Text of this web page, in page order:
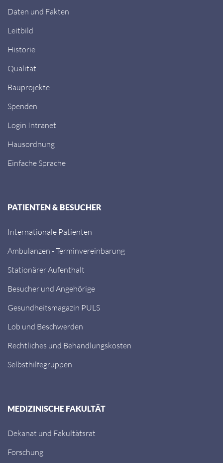
Daten und Fakten
Leitbild
Historie
Qualität
Bauprojekte
Spenden
Login Intranet
Hausordnung
Einfache Sprache
PATIENTEN & BESUCHER
Internationale Patienten
Ambulanzen - Terminvereinbarung
Stationärer Aufenthalt
Besucher und Angehörige
Gesundheitsmagazin PULS
Lob und Beschwerden
Rechtliches und Behandlungskosten
Selbsthilfegruppen
MEDIZINISCHE FAKULTÄT
Dekanat und Fakultätsrat
Forschung